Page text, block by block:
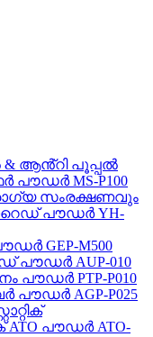
& ആൻ്റി പൂപ്പൽ
MS-P100
സംരക്ഷണവും
പൗഡർ YH-
GEP-M500
AUP-010
പൗഡർ PTP-P010
AGP-P025
ATO പൗഡർ ATO-